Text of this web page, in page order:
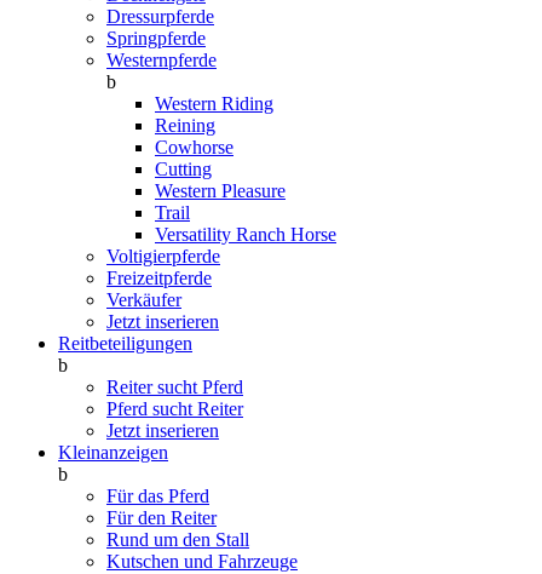
Dressurpferde
Springpferde
Westernpferde
b
Western Riding
Reining
Cowhorse
Cutting
Western Pleasure
Trail
Versatility Ranch Horse
Voltigierpferde
Freizeitpferde
Verkäufer
Jetzt inserieren
Reitbeteiligungen
b
Reiter sucht Pferd
Pferd sucht Reiter
Jetzt inserieren
Kleinanzeigen
b
Für das Pferd
Für den Reiter
Rund um den Stall
Kutschen und Fahrzeuge